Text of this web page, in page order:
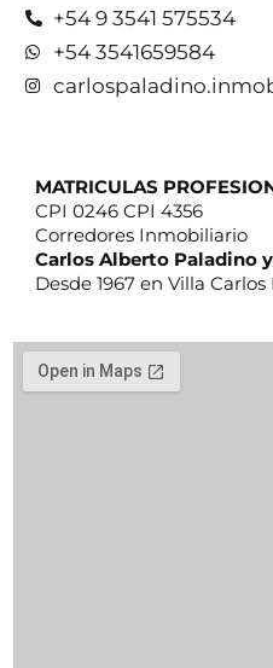
+54 9 3541 575534
+54 3541659584
MATRICULAS
CPI 0246 CPI 4356
Corredores Inmobiliario
Carlos Alberto Paladino
Desde 1967 en Villa Carlos